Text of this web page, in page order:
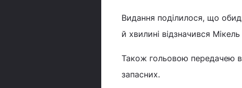
Видання поділилося, що
й хвилині відзначився
Також гольовою передачею
запасних.